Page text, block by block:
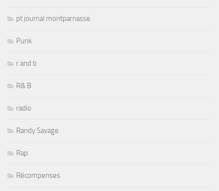
pt journal montparnasse
Punk
r and b
R& B
radio
Randy Savage
Rap
Récompenses